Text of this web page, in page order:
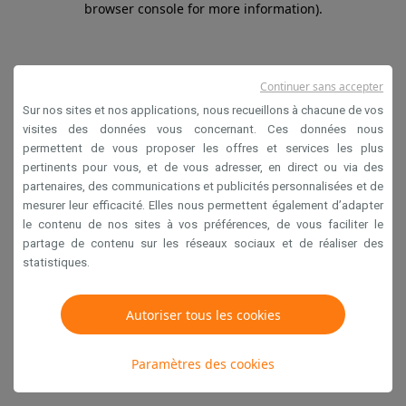
browser console for more information).
Sur nos sites et nos applications, nous recueillons à chacune de vos
visites des données vous concernant. Ces données nous
permettent de vous proposer les offres et services les plus
pertinents pour vous, et de vous adresser, en direct ou via des
partenaires, des communications et publicités personnalisées et de
mesurer leur efficacité. Elles nous permettent également d’adapter
le contenu de nos sites à vos préférences, de vous faciliter le
partage de contenu sur les réseaux sociaux et de réaliser des
statistiques.
Autoriser tous les cookies
Paramètres des cookies
Continuer sans accepter